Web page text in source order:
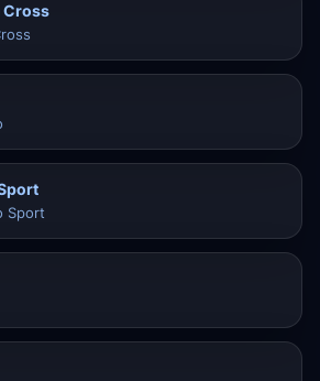
Cross
Sport